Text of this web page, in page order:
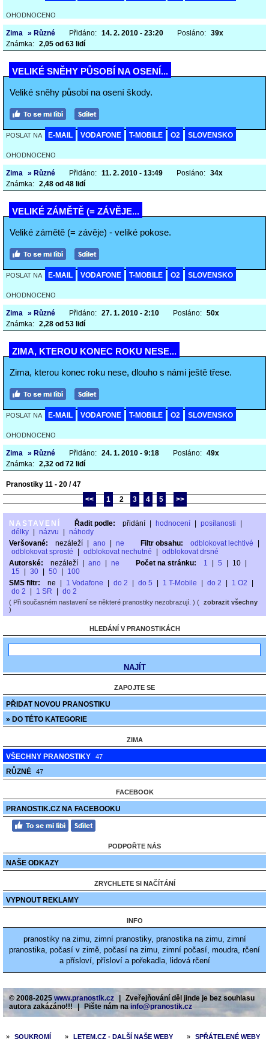
OHODNOCENO
Zima » Různé Přidáno: 14. 2. 2010 - 23:20 Posláno: 39x
Známka: 2,05 od 63 lidí
VELIKÉ SNĚHY PŮSOBÍ NA OSENÍ...
Veliké sněhy působí na osení škody.
POSLAT NA E-MAIL VODAFONE T-MOBILE O2 SLOVENSKO
OHODNOCENO
Zima » Různé Přidáno: 11. 2. 2010 - 13:49 Posláno: 34x
Známka: 2,48 od 48 lidí
VELIKÉ ZÁMĚTĚ (= ZÁVĚJE...
Veliké zámětě (= závěje) - veliké pokose.
POSLAT NA E-MAIL VODAFONE T-MOBILE O2 SLOVENSKO
OHODNOCENO
Zima » Různé Přidáno: 27. 1. 2010 - 2:10 Posláno: 50x
Známka: 2,28 od 53 lidí
ZIMA, KTEROU KONEC ROKU NESE...
Zima, kterou konec roku nese, dlouho s námi ještě třese.
POSLAT NA E-MAIL VODAFONE T-MOBILE O2 SLOVENSKO
OHODNOCENO
Zima » Různé Přidáno: 24. 1. 2010 - 9:18 Posláno: 49x
Známka: 2,32 od 72 lidí
Pranostiky 11 - 20 / 47
<<
1 2 3 4 5 >>
NASTAVENÍ Řadit podle: přidání hodnocení posílanosti
délky
názvu
náhody
Veršované:
nezáleží ano ne Filtr obsahu: odblokovat lechtivé
odblokovat sprosté
odblokovat nechutné
odblokovat drsné
Autorské:
nezáleží ano ne Počet na stránku: 1 5 10
15
30 50
100
SMS filtr:
ne 1 Vodafone do 2 do 5 1 T-Mobile do 2 1 O2
do 2
1 SR do 2
( Při současném nastavení se některé pranostiky nezobrazují. ) ( zobrazit všechny
)
HLEDÁNÍ V PRANOSTIKÁCH
ZAPOJTE SE
PŘIDAT NOVOU PRANOSTIKU
» DO TÉTO KATEGORIE
ZIMA
VŠECHNY PRANOSTIKY 47
RŮZNÉ 47
FACEBOOK
PRANOSTIK.CZ NA FACEBOOKU
PODPOŘTE NÁS
NAŠE ODKAZY
ZRYCHLETE SI NAČÍTÁNÍ
VYPNOUT REKLAMY
INFO
pranostiky na zimu, zimní pranostiky, pranostika na zimu, zimní
pranostika, počasí v zimě, počasí na zimu, zimní počasí, moudra, rčení
a přísloví, přísloví a pořekadla, lidová rčení
© 2008-2025 www.pranostik.cz
Zveřejňování děl jinde je bez souhlasu
autora zakázáno!!! | Pište nám nainfo@pranostik.cz
» SOUKROMÍ » LETEM.CZ - DALŠÍ NAŠE WEBY » SPŘÁTELENÉ WEBY